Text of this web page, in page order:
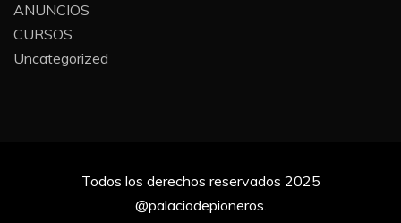
ANUNCIOS
CURSOS
Uncategorized
Todos los derechos reservados 2025
@palaciodepioneros.